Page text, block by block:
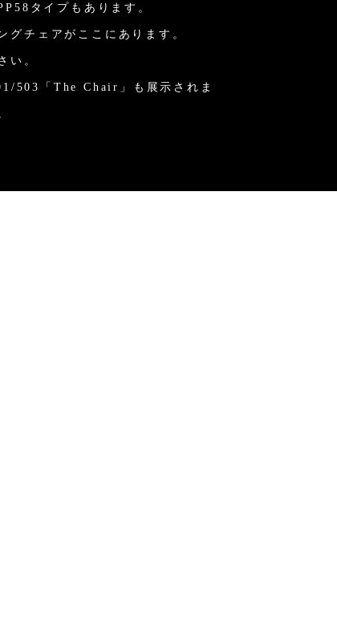
タイプもあります。
グチェアがここにあります。
い。
503「The Chair」も展示されま